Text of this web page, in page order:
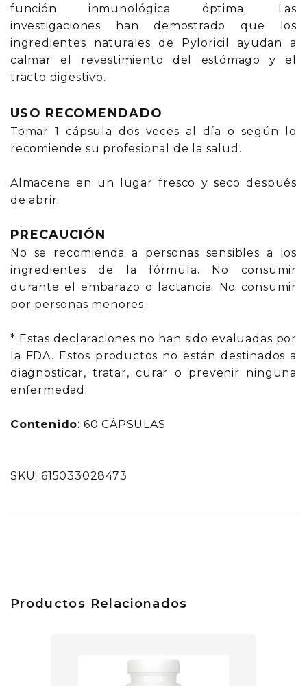
función inmunológica óptima. Las
investigaciones han demostrado que los
ingredientes naturales de Pyloricil ayudan a
calmar el revestimiento del estómago y el
tracto digestivo.
USO RECOMENDADO
Tomar 1 cápsula dos veces al día o según lo
recomiende su profesional de la salud.
Almacene en un lugar fresco y seco después
de abrir.
PRECAUCIÓN
No se recomienda a personas sensibles a los
ingredientes de la fórmula. No consumir
durante el embarazo o lactancia. No consumir
por personas menores.
* Estas declaraciones no han sido evaluadas por
la FDA. Estos productos no están destinados a
diagnosticar, tratar, curar o prevenir ninguna
enfermedad.
Contenido: 60 CÁPSULAS
SKU: 615033028473
Productos Relacionados